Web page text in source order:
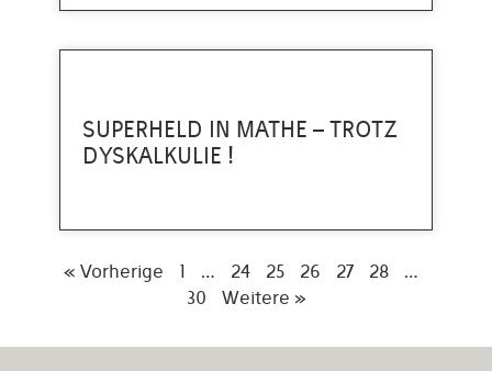
SUPERHELD IN MATHE – TROTZ
DYSKALKULIE !
« Vorherige 1 … 24 25 26 27 28
…
30
Weitere »